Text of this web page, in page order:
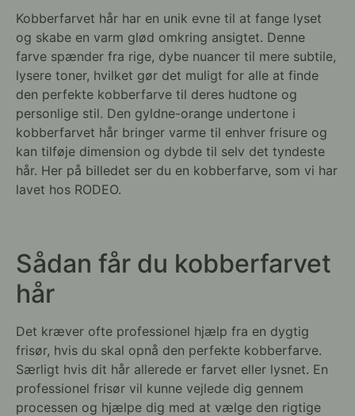
Kobberfarvet hår har en unik evne til at fange lyset
og skabe en varm glød omkring ansigtet. Denne
farve spænder fra rige, dybe nuancer til mere subtile,
lysere toner, hvilket gør det muligt for alle at finde
den perfekte kobberfarve til deres hudtone og
personlige stil. Den gyldne-orange undertone i
kobberfarvet hår bringer varme til enhver frisure og
kan tilføje dimension og dybde til selv det tyndeste
hår. Her på billedet ser du en kobberfarve, som vi har
lavet hos RODEO.
Sådan får du kobberfarvet
hår
Det kræver ofte professionel hjælp fra en dygtig
frisør, hvis du skal opnå den perfekte kobberfarve.
Særligt hvis dit hår allerede er farvet eller lysnet. En
professionel frisør vil kunne vejlede dig gennem
processen og hjælpe dig med at vælge den rigtige